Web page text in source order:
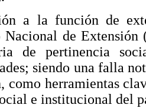
a la función de
Nacional de Extensión
de pertinencia
siendo una falla
como herramientas
e institucional del